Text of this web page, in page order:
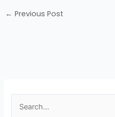
← Previous Post